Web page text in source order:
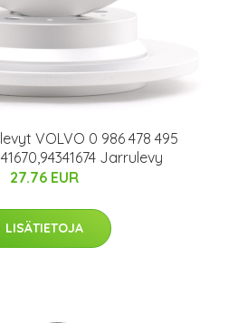
VOLVO 0 986 478 495
Jarrulevy
27.76 EUR
LISÄTIETOJA